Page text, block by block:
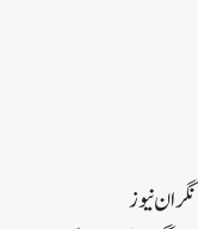
نگران نیوز